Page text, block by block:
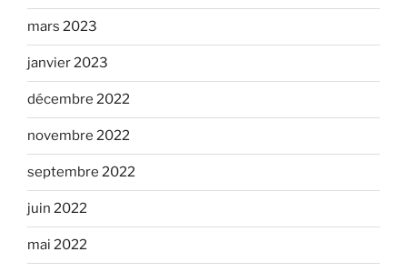
mars 2023
janvier 2023
décembre 2022
novembre 2022
septembre 2022
juin 2022
mai 2022